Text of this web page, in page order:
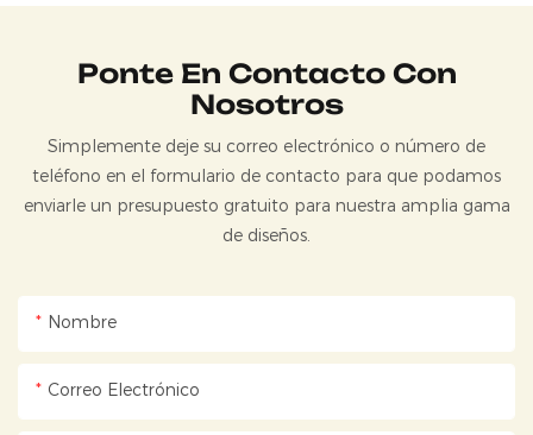
Ponte En Contacto Con
Nosotros
Simplemente deje su correo electrónico o número de
teléfono en el formulario de contacto para que podamos
enviarle un presupuesto gratuito para nuestra amplia gama
de diseños.
Nombre
Correo Electrónico